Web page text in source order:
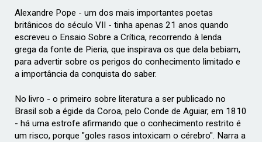
Alexandre Pope - um dos mais importantes poetas
britânicos do século VII - tinhaapenas 21 anos quando
escreveu o Ensaio Sobre a Crítica, recorrendo à lenda
gregada fonte de Pieria, que inspirava os que dela bebiam,
para advertir sobre os perigosdo conhecimento limitado e
a importância da conquista do saber.
No livro - o primeiro sobre literatura a ser publicado no
Brasil sob a égide daCoroa, pelo Conde de Aguiar, em 1810
- há uma estrofe afirmando que oconhecimento restrito é
um risco, porque "goles rasos intoxicam o cérebro". Narra a